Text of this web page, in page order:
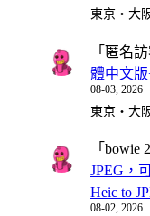
東京・大
「 匿名
體中文版
08-03, 2026
東京・大
「 bowie
JPEG，
Heic to
08-02, 2026